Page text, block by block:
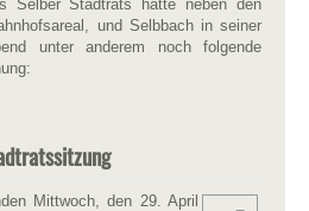
Selber Stadtrats hatte neben den
und Selbbach in seiner
unter anderem noch folgende
Mittwoch, den 29. April